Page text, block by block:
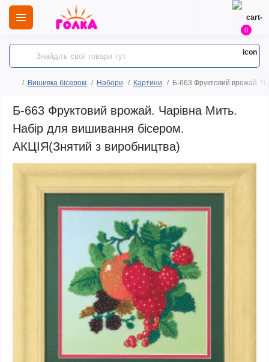
0
Вишивка бісером Набори Картини Б-663 Фруктовий врожай.
Б-663 Фруктовий врожай. Чарівна Мить.
Набір для вишивання бісером.
АКЦІЯ(Знятий з виробництва)